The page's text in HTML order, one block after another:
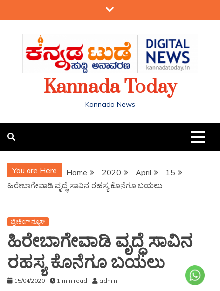
Kannada Today
Kannada News
You are Here Home 2020 April
15
ಹಿರೇಬಾಗೇವಾಡಿ ವೃದ್ಧೆ ಸಾವಿನ ರಹಸ್ಯ ಕೊನೆಗೂ ಬಯಲು
ಬ್ರೇಕಿಂಗ್ ನ್ಯೂಸ್
ಹಿರೇಬಾಗೇವಾಡಿ ವೃದ್ಧೆ ಸಾವಿನ
ರಹಸ್ಯ ಕೊನೆಗೂ ಬಯಲು
15/04/2020 1 min read admin